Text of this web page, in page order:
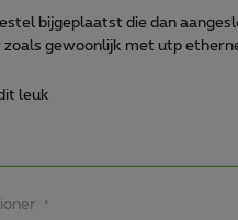
bijgeplaatst die dan
gewoonlijk met utp
leuk